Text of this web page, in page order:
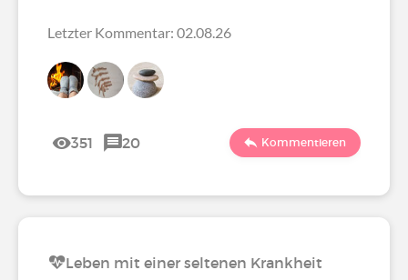
Letzter Kommentar: 02.08.26
351 20 Kommentieren
Leben mit einer seltenen Krankheit